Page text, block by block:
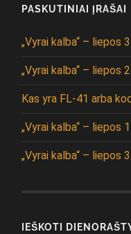
PASKUTINIAI ĮRAŠAI
„Vyrai kalba“ – liepos
„Vyrai kalba“ – liepos
Kas yra FL-41 arba
„Vyrai kalba“ – liepos
„Vyrai kalba“ – liepos
IEŠKOTI